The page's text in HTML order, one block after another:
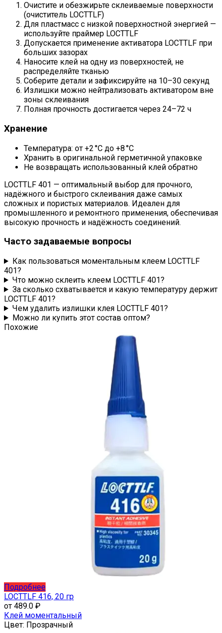
Очистите и обезжирьте склеиваемые поверхности
(очиститель LOCTTLF)
Для пластмасс с низкой поверхностной энергией —
используйте праймер LOCTTLF
Допускается применение активатора LOCTTLF при
больших зазорах
Наносите клей на одну из поверхностей, не
распределяйте тканью
Соберите детали и зафиксируйте на 10–30 секунд
Излишки можно нейтрализовать активатором вне
зоны склеивания
Полная прочность достигается через 24–72 ч
Хранение
Температура: от +2 °C до +8 °C
Хранить в оригинальной герметичной упаковке
Не возвращать использованный клей обратно
LOCTTLF 401 — оптимальный выбор для прочного,
надёжного и быстрого склеивания даже самых
сложных и пористых материалов. Идеален для
промышленного и ремонтного применения, обеспечивая
высокую прочность и надёжность соединений.
Часто задаваемые вопросы
Как пользоваться моментальным клеем LOCTTLF
401?
Что можно склеить клеем LOCTTLF 401?
За сколько схватывается и какую температуру держит
LOCTTLF 401?
Чем удалить излишки клея LOCTTLF 401?
Можно ли купить этот состав оптом?
Похожие
ПодробнееЭтот
товар
несколько
вариаций.
LOCTTLF 416, 20 гр
от 489.0 ₽
Клей моментальный
Цвет: Прозрачный